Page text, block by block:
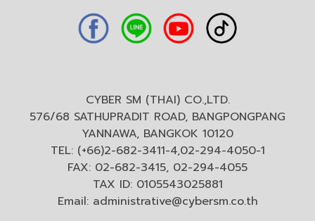
CYBER SM (THAI) CO.,LTD.
576/68 SATHUPRADIT ROAD, BANGPONGPANG
YANNAWA, BANGKOK 10120
TEL: (+66)2-682-3411-4,02-294-4050-1
FAX: 02-682-3415, 02-294-4055
TAX ID: 0105543025881
Email: administrative@cybersm.co.th